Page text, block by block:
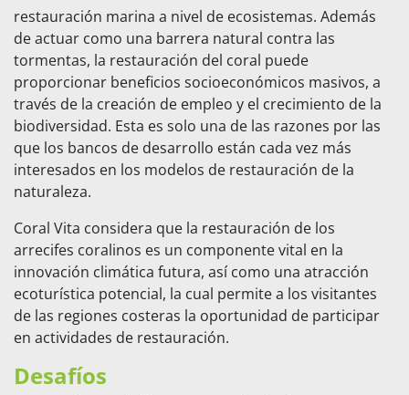
restauración marina a nivel de ecosistemas. Además
de actuar como una barrera natural contra las
tormentas, la restauración del coral puede
proporcionar beneficios socioeconómicos masivos, a
través de la creación de empleo y el crecimiento de la
biodiversidad. Esta es solo una de las razones por las
que los bancos de desarrollo están cada vez más
interesados en los modelos de restauración de la
naturaleza.
Coral Vita considera que la restauración de los
arrecifes coralinos es un componente vital en la
innovación climática futura, así como una atracción
ecoturística potencial, la cual permite a los visitantes
de las regiones costeras la oportunidad de participar
en actividades de restauración.
Desafíos